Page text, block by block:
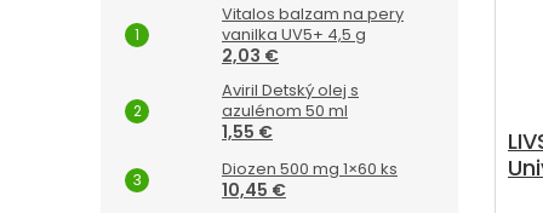
Vitalos balzam na pery
vanilka UV5+ 4,5 g
2,03 €
Aviril Detský olej s
azulénom 50 ml
1,55 €
Diozen 500 mg 1×60 ks
10,45 €